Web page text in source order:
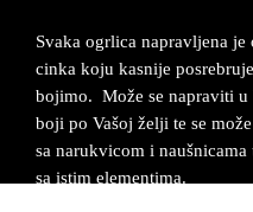
Svaka ogrlica napravljena je
cinka koju kasnije
bojimo. Može se napraviti
boji po Vašoj želji te se
sa narukvicom i
sa istim elementima.